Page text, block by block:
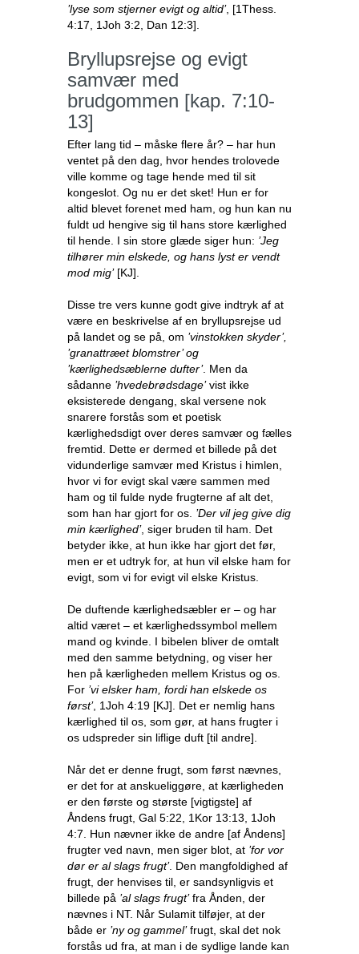
’lyse som stjerner evigt og altid’, [1Thess.
4:17, 1Joh 3:2, Dan 12:3].
Bryllupsrejse og evigt
samvær med
brudgommen [kap. 7:10-
13]
Efter lang tid – måske flere år? – har hun
ventet på den dag, hvor hendes trolovede
ville komme og tage hende med til sit
kongeslot. Og nu er det sket! Hun er for
altid blevet forenet med ham, og hun kan nu
fuldt ud hengive sig til hans store kærlighed
til hende. I sin store glæde siger hun: ’Jeg
tilhører min elskede, og hans lyst er vendt
mod mig’[KJ].
Disse tre vers kunne godt give indtryk af at
være en beskrivelse af en bryllupsrejse ud
på landet og se på, om ’vinstokken skyder’,
’granattræet blomstrer’ og
’kærlighedsæblerne dufter’. Men da
sådanne ’hvedebrødsdage’vist ikke
eksisterede dengang, skal versene nok
snarere forstås som et poetisk
kærlighedsdigt over deres samvær og fælles
fremtid. Dette er dermed et billede på det
vidunderlige samvær med Kristus i himlen,
hvor vi for evigt skal være sammen med
ham og til fulde nyde frugterne af alt det,
som han har gjort for os. ’Der vil jeg give dig
min kærlighed’, siger bruden til ham. Det
betyder ikke, at hun ikke har gjort det før,
men er et udtryk for, at hun vil elske ham for
evigt, som vi for evigt vil elske Kristus.
De duftende kærlighedsæbler er – og har
altid været – et kærlighedssymbol mellem
mand og kvinde. I bibelen bliver de omtalt
med den samme betydning, og viser her
hen på kærligheden mellem Kristus og os.
For ’vi elsker ham, fordi han elskede os
først’, 1Joh 4:19 [KJ]. Det er nemlig hans
kærlighed til os, som gør, at hans frugter i
os udspreder sin liflige duft [til andre].
Når det er denne frugt, som først nævnes,
er det for at anskueliggøre, at kærligheden
er den første og største [vigtigste] af
Åndens frugt, Gal 5:22, 1Kor 13:13, 1Joh
4:7. Hun nævner ikke de andre [af Åndens]
frugter ved navn, men siger blot, at ’for vor
dør er al slags frugt’. Den mangfoldighed af
frugt, der henvises til, er sandsynligvis et
billede på ’al slags frugt’fra Ånden, der
nævnes i NT. Når Sulamit tilføjer, at der
både er ’ny og gammel’frugt, skal det nok
forstås ud fra, at man i de sydlige lande kan